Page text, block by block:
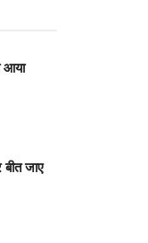
आया
जाए